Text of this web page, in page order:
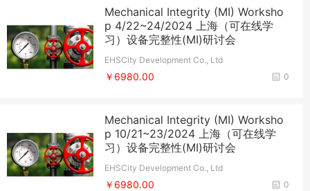
Mechanical Integrity (MI) Worksho
p 4/22~24/2024 上海（可在线学
习）设备完整性(MI)研讨会
EHSCity Development Co., Ltd
0
￥6980.00
Mechanical Integrity (MI) Worksho
p 10/21~23/2024 上海（可在线学
习）设备完整性(MI)研讨会
EHSCity Development Co., Ltd
0
￥6980.00